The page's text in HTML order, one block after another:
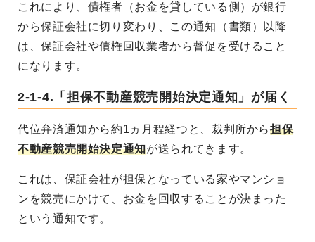
これにより、債権者（お金を貸している側）が銀行
から保証会社に切り変わり、この通知（書類）以降
は、保証会社や債権回収業者から督促を受けること
になります。
2-1-4.「担保不動産競売開始決定通知」が届く
代位弁済通知から約1ヵ月程経つと、裁判所から担保
不動産競売開始決定通知が送られてきます。
これは、保証会社が担保となっている家やマンショ
ンを競売にかけて、お金を回収することが決まった
という通知です。